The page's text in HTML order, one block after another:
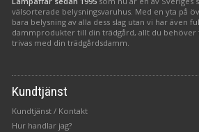
välsorterade belysningsvaruhus. Med en yta på
bara belysning av alla dess slag utan vi har även
dammprodukter till din trädgård, allt du behöver
trivas med din trädgårdsdamm.
Kundtjänst
Kundtjänst / Kontakt
Hur handlar jag?